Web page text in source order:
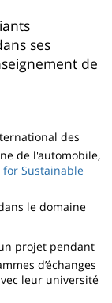
ses
de
des
de l'automobile,
Sustainable
le domaine
projet pendant
d’échanges
leur université